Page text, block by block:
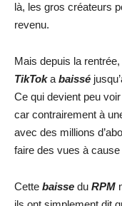
là, les gros créateurs
revenu.
Mais depuis la
TikToka baissé
Ce qui devient peu
car contrairement à
avec des millions
faire des vues à cause
Cette baisse du RPM